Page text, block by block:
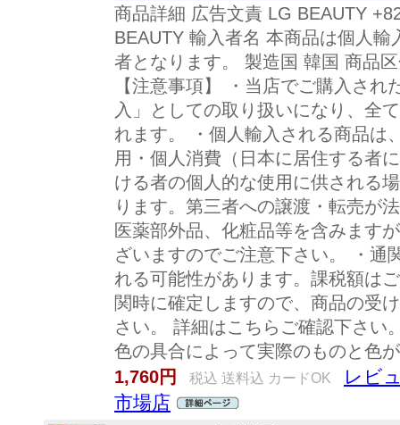
商品詳細 広告文責 LG BEAUTY
BEAUTY 輸入者名 本商品は個人
者となります。 製造国 韓国 商品
【注意事項】 ・当店でご購入さ
入」としての取り扱いになり、全
れます。 ・個人輸入される商品は
用・個人消費（日本に居住する者
ける者の個人的な使用に供される
ります。第三者への譲渡・転売が
医薬部外品、化粧品等を含みます
ざいますのでご注意下さい。 ・通
れる可能性があります。課税額は
関時に確定しますので、商品の受
さい。 詳細はこちらご確認下さい
色の具合によって実際のものと色
1,760円
税込 送料込 カードOK
レビ
市場店